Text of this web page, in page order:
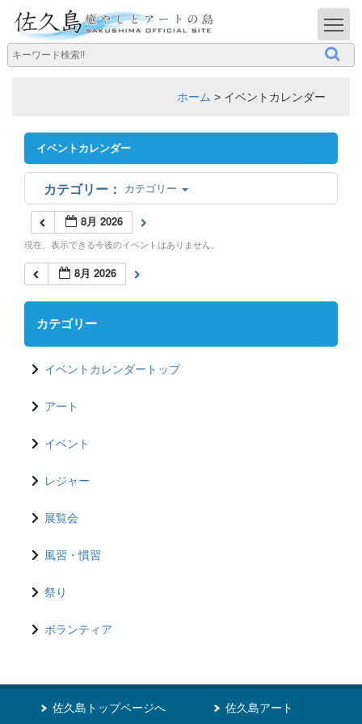
ホーム > イベントカレンダー
イベントカレンダー
カテゴリー
8月 2026
現在、表示できる今後のイベントはありません。
8月 2026
カテゴリー
イベントカレンダートップ
アート
イベント
レジャー
展覧会
風習・慣習
祭り
ボランティア
佐久島トップページへ 佐久島アート